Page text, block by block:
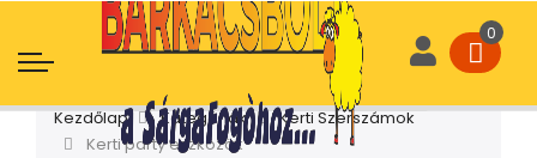
Kezdőlap Kategóriák
Kerti Szerszámok
Kerti party eszközök